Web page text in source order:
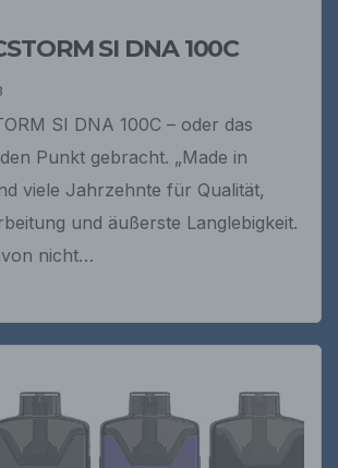
SI DNA 100C
SI DNA 100C – oder das
Punkt gebracht. „Made in
viele Jahrzehnte für Qualität,
und äußerste Langlebigkeit.
nicht…